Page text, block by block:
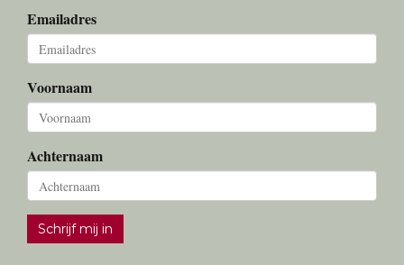
Emailadres
Voornaam
Achternaam
Schrijf mij in